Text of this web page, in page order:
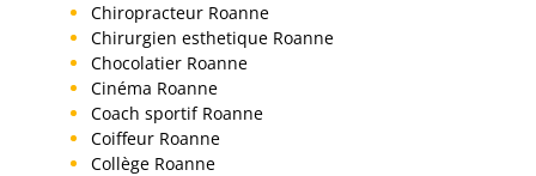
Chiropracteur Roanne
Chirurgien esthetique Roanne
Chocolatier Roanne
Cinéma Roanne
Coach sportif Roanne
Coiffeur Roanne
Collège Roanne